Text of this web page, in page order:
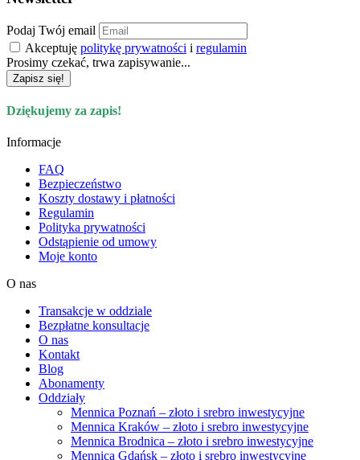
Podaj Twój email
Akceptuję politykę prywatności i regulamin
Prosimy czekać, trwa zapisywanie...
Zapisz się!
Dziękujemy za zapis!
Informacje
FAQ
Bezpieczeństwo
Koszty dostawy i płatności
Regulamin
Polityka prywatności
Odstąpienie od umowy
Moje konto
O nas
Transakcje w oddziale
Bezpłatne konsultacje
O nas
Kontakt
Blog
Abonamenty
Oddziały
Mennica Poznań – złoto i srebro inwestycyjne
Mennica Kraków – złoto i srebro inwestycyjne
Mennica Brodnica – złoto i srebro inwestycyjne
Mennica Gdańsk – złoto i srebro inwestycyjne